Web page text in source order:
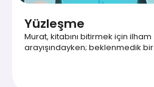
Yüzleşme
Murat, kitabını bitirmek için ilham
arayışındayken; beklenmedik bir